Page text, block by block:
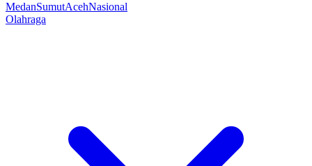
MedanSumutAcehNasional
Olahraga